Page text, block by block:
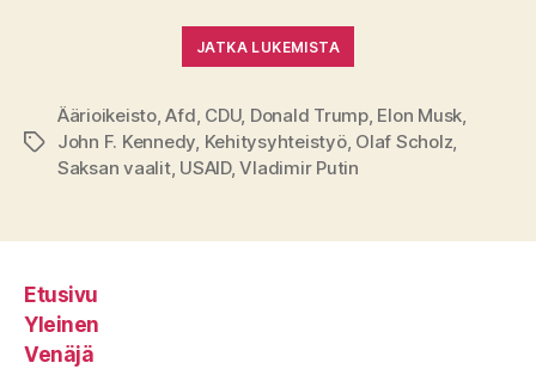
JATKA LUKEMISTA
Avainsanat
Äärioikeisto,Afd, CDU, Donald Trump, Elon Musk,
John F. Kennedy, Kehitysyhteistyö, Olaf Scholz,
Saksan vaalit, USAID,Vladimir Putin
Etusivu
Yleinen
Venäjä